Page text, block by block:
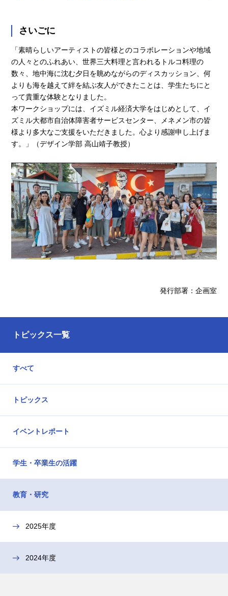
さいごに
「素晴らしいアーティストの皆様とのコラボレーションや地域
の人々とのふれあい、世界三大料理と言われるトルコ料理の
数々、地中海に沈む夕日を眺めながらのディスカッション、何
よりも海を越えて絆を結ぶ友人ができたことは、学生たちにと
って貴重な体験となりました。
本ワークショップには、イズミル経済大学をはじめとして、イ
ズミル大都市自治体障害者サービスセンター、メネメン市の皆
様より多大なご支援をいただきました。心より感謝申し上げま
す。」（デザイン学部 高山靖子教授）
発行部署：企画室
トピックス一覧
すべて
トピックス
イベントレポート
学生・卒業生の活躍
教育・研究
2025年度
2024年度